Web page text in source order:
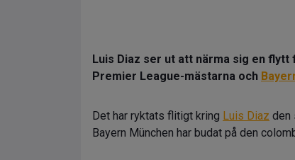
Luis Diaz ser ut att närma sig en flytt
Premier League-mästarna och
Det har ryktats flitigt kring Luis Diaz den
Bayern München har budat på den